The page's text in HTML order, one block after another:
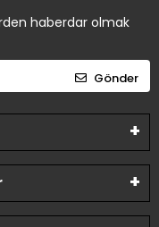
haberdar olmak
Gönder